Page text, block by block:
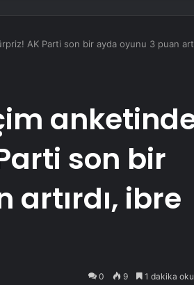
AK Parti son bir ayda oyunu 3 puan
son bir
ibre
0 9 1 dakika